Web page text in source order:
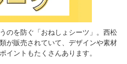
のを防ぐ「おねしょシーツ」。西松
が販売されていて、デザインや素材
イントもたくさんあります。